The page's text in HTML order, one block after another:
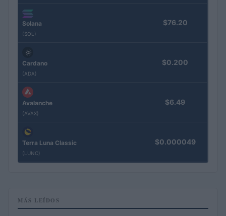
Solana
(SOL)
$76.20
Cardano
(ADA)
$0.200
Avalanche
(AVAX)
$6.49
Terra Luna Classic
(LUNC)
$0.000049
MÁS LEÍDOS